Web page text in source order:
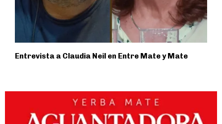
Entrevista a Claudia Neil en Entre Mate y Mate